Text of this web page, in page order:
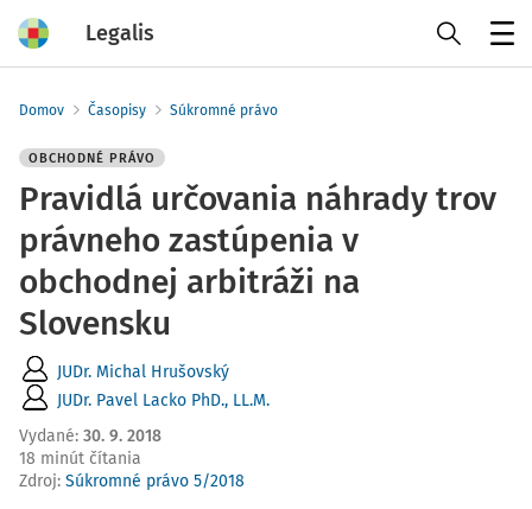
Legalis
Domov Časopisy Súkromné právo
OBCHODNÉ PRÁVO
Pravidlá určovania náhrady trov
právneho zastúpenia v
obchodnej arbitráži na
Slovensku
JUDr. Michal Hrušovský
JUDr. Pavel Lacko PhD., LL.M.
Vydané: 30. 9. 2018
18 minút čítania
Zdroj: Súkromné právo 5/2018